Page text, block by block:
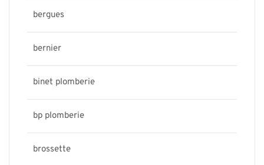
bergues
bernier
binet plomberie
bp plomberie
brossette